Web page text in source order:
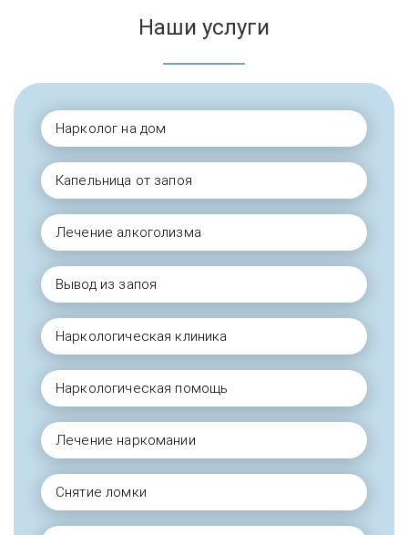
Наши услуги
Нарколог на дом
Капельница от запоя
Лечение алкоголизма
Вывод из запоя
Наркологическая клиника
Наркологическая помощь
Лечение наркомании
Снятие ломки